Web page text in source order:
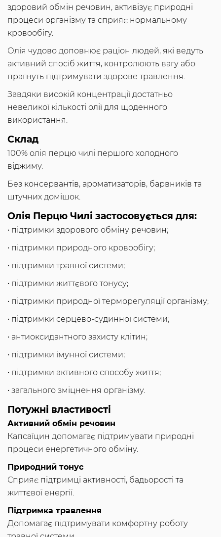
здоровий обмін речовин, активізує природні
процеси організму та сприяє нормальному
кровообігу.
Олія чудово доповнює раціон людей, які ведуть
активний спосіб життя, контролюють вагу або
прагнуть підтримувати здорове травлення.
Завдяки високій концентрації достатньо
невеликої кількості олії для щоденного
використання.
Склад
100% олія перцю чилі першого холодного
віджиму.
Без консервантів, ароматизаторів, барвників та
штучних домішок.
Олія Перцю Чилі застосовується для:
• підтримки здорового обміну речовин;
• підтримки природного кровообігу;
• підтримки травної системи;
• підтримки життєвого тонусу;
• підтримки природної терморегуляції організму;
• підтримки серцево-судинної системи;
• антиоксидантного захисту клітин;
• підтримки імунної системи;
• підтримки активного способу життя;
• загального зміцнення організму.
Потужні властивості
Активний обмін речовин
Капсаїцин допомагає підтримувати природні
процеси енергетичного обміну.
Природний тонус
Сприяє підтримці активності, бадьорості та
життєвої енергії.
Підтримка травлення
Допомагає підтримувати комфортну роботу